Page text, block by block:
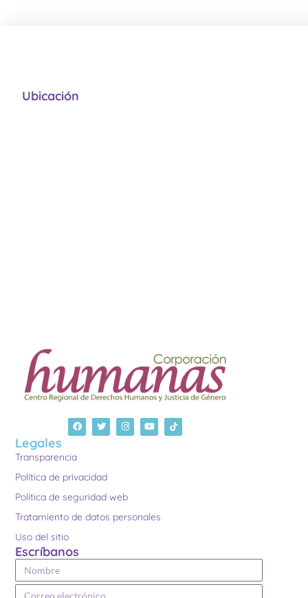
Legales
Transparencia
Política de privacidad
Política de seguridad web
Tratamiento de datos personales
Uso del sitio
Escríbanos
Ubicación